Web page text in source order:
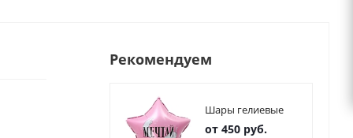
Рекомендуем
Шары гелиевые
от 450 руб.